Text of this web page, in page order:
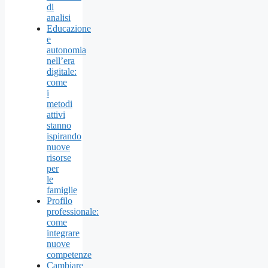
di
analisi
Educazione
e
autonomia
nell’era
digitale:
come
i
metodi
attivi
stanno
ispirando
nuove
risorse
per
le
famiglie
Profilo
professionale:
come
integrare
nuove
competenze
Cambiare